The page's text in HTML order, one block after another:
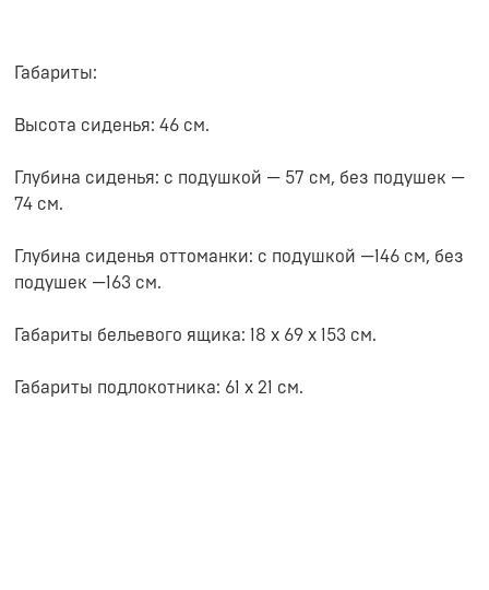
Габариты:
Высота сиденья: 46 см.
Глубина сиденья: с подушкой — 57 см, без подушек —
74 см.
Глубина сиденья оттоманки: с подушкой —146 см, без
подушек —163 см.
Габариты бельевого ящика: 18 x 69 x 153 см.
Габариты подлокотника: 61 x 21 см.